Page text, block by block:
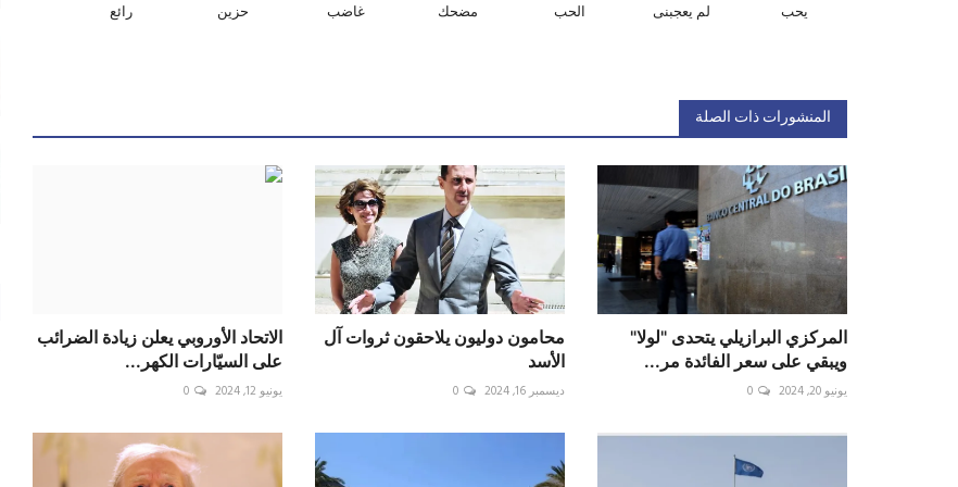
يحب لم يعجبنى الحب مضحك غاضب حزين رائع
المنشورات ذات الصلة
المركزي البرازيلي يتحدى "لولا"
ويبقي على سعر الفائدة مر...
يونيو 20, 2024 0
محامون دوليون يلاحقون ثروات آل
الأسد
ديسمبر 16, 2024 0
الاتحاد الأوروبي يعلن زيادة الضرائب
على السيّارات الكهر...
يونيو 12, 2024 0